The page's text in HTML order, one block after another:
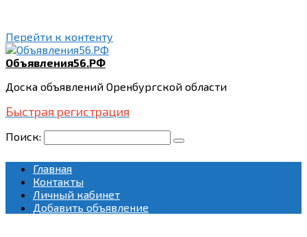
Перейти к контенту
Объявления56.РФ
Доска объявлений Оренбургской области
Быстрая регистрация
Поиск:
Главная
Контакты
Личный кабинет
Добавить объявление